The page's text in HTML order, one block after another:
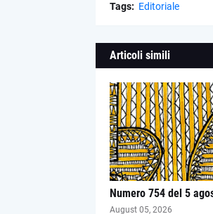
Tags: Editoriale
Articoli simili
Numero 754 del 5
August 05, 2026